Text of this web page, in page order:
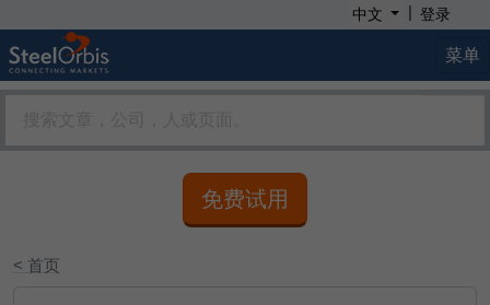
中文 | 登录
菜单
免费试用
< 首页